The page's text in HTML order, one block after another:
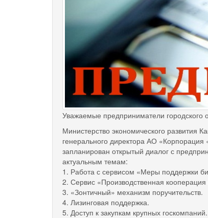
Уважаемые предприниматели городского
Министерство экономического развития
генерального директора АО
запланирован открытый диалог с
актуальным темам:
1. Работа с сервисом «Меры поддержки
2. Сервис «Производственная
3. «Зонтичный» механизм поручительств.
4. Лизинговая поддержка.
5. Доступ к закупкам крупных госкомпаний.